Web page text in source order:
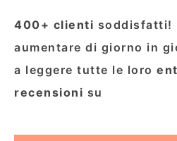
400+ clienti soddisfatti!
aumentare di giorno in
a leggere tutte le loro
recensioni su